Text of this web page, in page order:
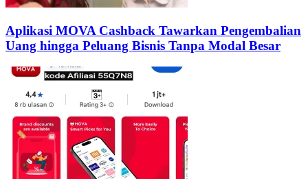
Aplikasi MOVA Cashback Tawarkan Pengembalian
Uang hingga Peluang Bisnis Tanpa Modal Besar